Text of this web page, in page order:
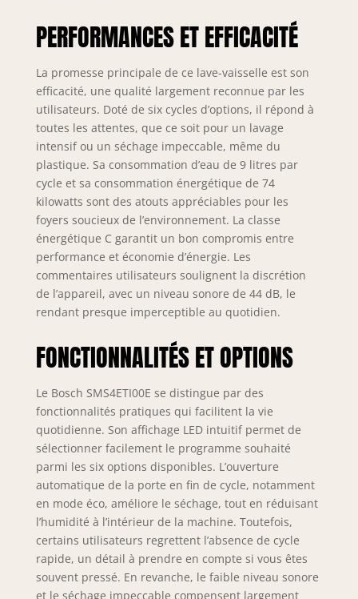
Amazon Alexa vous
pouvez contrôler
votre lave-vaisselle
aussi lancer un
programme
directement via
votre smartphone.
Le lave-vaisselle est
exceptionnellement
silencieux et
discret avec un
niveau de bruit de
44 dB Livraison : 1x
lave-vaisselle pose-
libre de Bosch avec
accessoires de
série
PERFORMANCES ET EFFICACITÉ
La promesse principale de ce lave-vaisselle est son
efficacité, une qualité largement reconnue par les
utilisateurs. Doté de six cycles d’options, il répond à
toutes les attentes, que ce soit pour un lavage
intensif ou un séchage impeccable, même du
plastique. Sa consommation d’eau de 9 litres par
cycle et sa consommation énergétique de 74
kilowatts sont des atouts appréciables pour les
foyers soucieux de l’environnement. La classe
énergétique C garantit un bon compromis entre
performance et économie d’énergie. Les
commentaires utilisateurs soulignent la discrétion
de l’appareil, avec un niveau sonore de 44 dB, le
rendant presque imperceptible au quotidien.
FONCTIONNALITÉS ET OPTIONS
Le Bosch SMS4ETI00E se distingue par des
fonctionnalités pratiques qui facilitent la vie
quotidienne. Son affichage LED intuitif permet de
sélectionner facilement le programme souhaité
parmi les six options disponibles. L’ouverture
automatique de la porte en fin de cycle, notamment
en mode éco, améliore le séchage, tout en réduisant
l’humidité à l’intérieur de la machine. Toutefois,
certains utilisateurs regrettent l’absence de cycle
rapide, un détail à prendre en compte si vous êtes
souvent pressé. En revanche, le faible niveau sonore
et le séchage impeccable compensent largement